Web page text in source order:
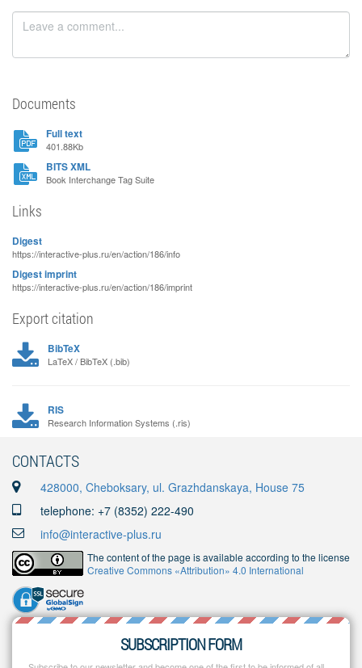
Documents
Full text
401.88Kb
BITS XML
Book Interchange Tag Suite
Links
Digest
https://interactive-plus.ru/en/action/186/info
Digest imprint
https://interactive-plus.ru/en/action/186/imprint
Export citation
BibTeX
LaTeX / BibTeX (.bib)
RIS
Research Information Systems (.ris)
CONTACTS
428000, Cheboksary, ul. Grazhdanskaya, House 75
telephone: +7 (8352) 222-490
info@interactive-plus.ru
The content of the page is available according to the license
Creative Commons «Attribution» 4.0 International
SUBSCRIPTION FORM